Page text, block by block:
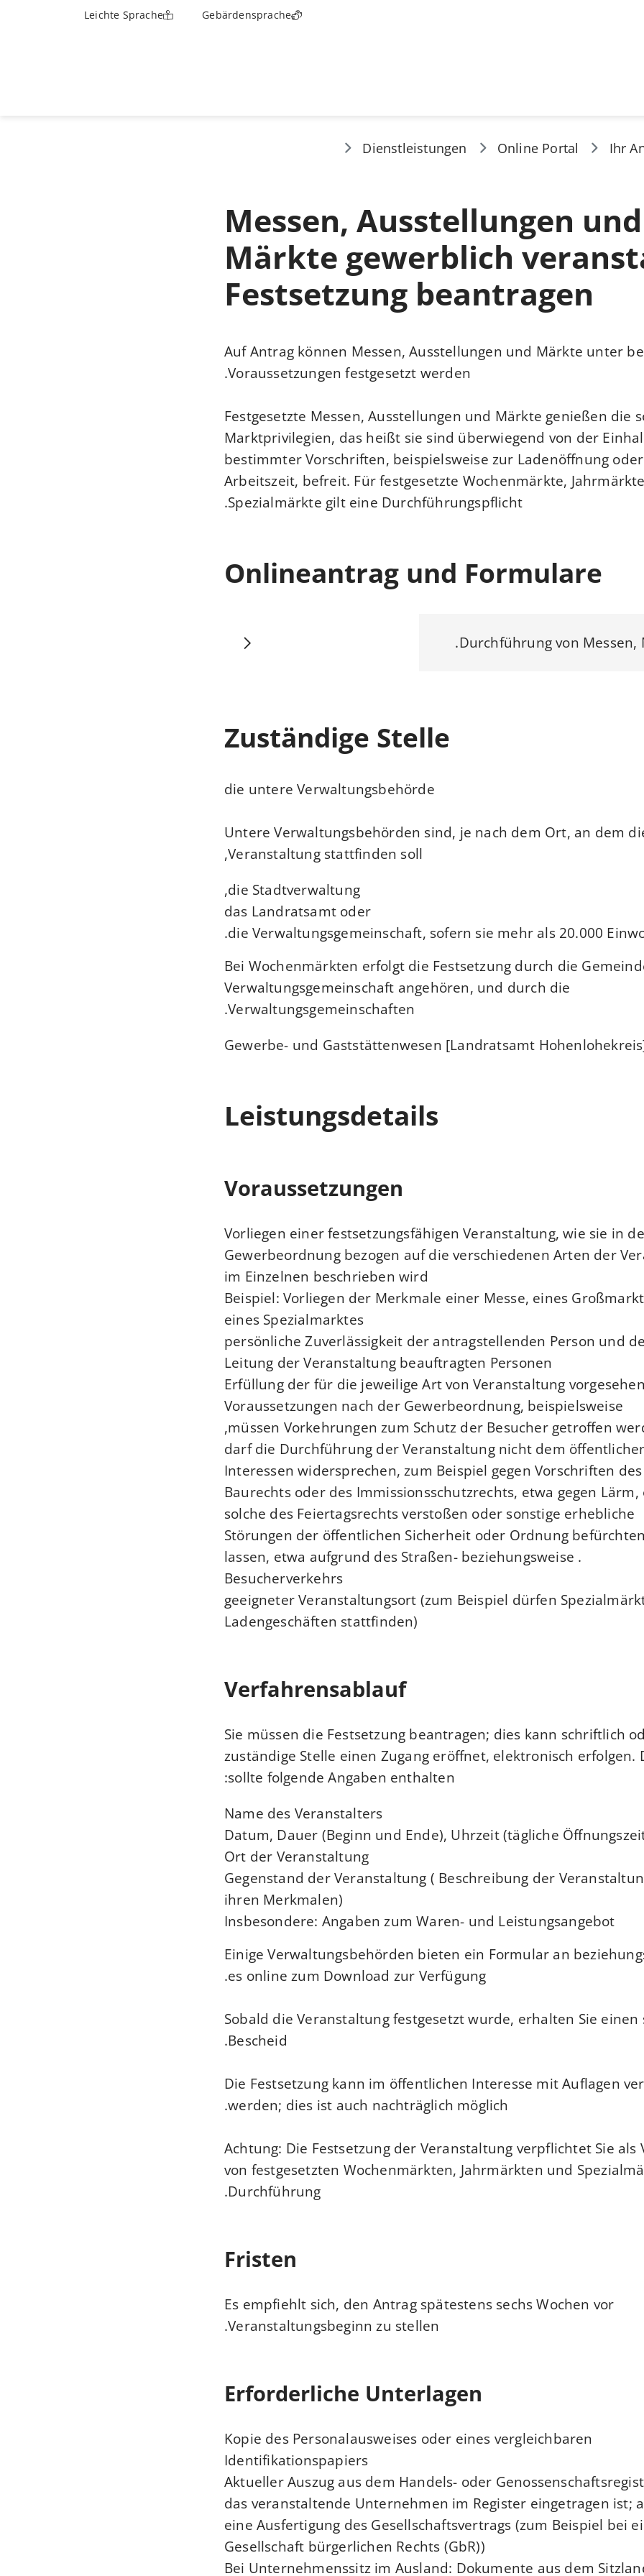
Gebärdensprache
Leichte Sprache
Ihr
Online Portal
Dienstleistungen
Messen, Ausstellungen und
Märkte gewerblich
Festsetzung beantragen
Auf Antrag können Messen, Ausstellungen und Märkte unter
Voraussetzungen festgesetzt werden.
Festgesetzte Messen, Ausstellungen und Märkte genießen die
Marktprivilegien, das heißt sie sind überwiegend von der
bestimmter Vorschriften, beispielsweise zur Ladenöffnung
Arbeitszeit, befreit. Für festgesetzte Wochenmärkte,
Spezialmärkte gilt eine Durchführungspflicht.
Onlineantrag und Formulare
Durchführung von Messen,
Zuständige Stelle
die untere Verwaltungsbehörde
Untere Verwaltungsbehörden sind, je nach dem Ort, an dem
Veranstaltung stattfinden soll,
die Stadtverwaltung,
das Landratsamt oder
die Verwaltungsgemeinschaft, sofern sie mehr als 20.000
Bei Wochenmärkten erfolgt die Festsetzung durch die
Verwaltungsgemeinschaft angehören, und durch die
Verwaltungsgemeinschaften.
Gewerbe- und Gaststättenwesen [Landratsamt
Leistungsdetails
Voraussetzungen
Vorliegen einer festsetzungsfähigen Veranstaltung, wie sie in
Gewerbeordnung bezogen auf die verschiedenen Arten der
im Einzelnen beschrieben wird
Beispiel: Vorliegen der Merkmale einer Messe, eines
eines Spezialmarktes
persönliche Zuverlässigkeit der antragstellenden Person und
Leitung der Veranstaltung beauftragten Personen
Erfüllung der für die jeweilige Art von Veranstaltung
Voraussetzungen nach der Gewerbeordnung, beispielsweise
müssen Vorkehrungen zum Schutz der Besucher getroffen
darf die Durchführung der Veranstaltung nicht dem
Interessen widersprechen, zum Beispiel gegen Vorschriften des
Baurechts oder des Immissionsschutzrechts, etwa gegen Lärm,
solche des Feiertagsrechts verstoßen oder sonstige erhebliche
Störungen der öffentlichen Sicherheit oder Ordnung befürchten
lassen, etwa aufgrund des Straßen- beziehungsweise .
Besucherverkehrs
geeigneter Veranstaltungsort (zum Beispiel dürfen
Ladengeschäften stattfinden)
Verfahrensablauf
Sie müssen die Festsetzung beantragen; dies kann schriftlich
zuständige Stelle einen Zugang eröffnet, elektronisch erfolgen.
sollte folgende Angaben enthalten:
Name des Veranstalters
Datum, Dauer (Beginn und Ende), Uhrzeit (tägliche
Ort der Veranstaltung
Gegenstand der Veranstaltung ( Beschreibung der
ihren Merkmalen)
Insbesondere: Angaben zum Waren- und Leistungsangebot
Einige Verwaltungsbehörden bieten ein Formular an
es online zum Download zur Verfügung.
Sobald die Veranstaltung festgesetzt wurde, erhalten Sie
Bescheid.
Die Festsetzung kann im öffentlichen Interesse mit Auflagen
werden; dies ist auch nachträglich möglich.
Achtung: Die Festsetzung der Veranstaltung verpflichtet Sie als
von festgesetzten Wochenmärkten, Jahrmärkten und
Durchführung.
Fristen
Es empfiehlt sich, den Antrag spätestens sechs Wochen vor
Veranstaltungsbeginn zu stellen.
Erforderliche Unterlagen
Kopie des Personalausweises oder eines vergleichbaren
Identifikationspapiers
Aktueller Auszug aus dem Handels- oder
das veranstaltende Unternehmen im Register eingetragen ist;
eine Ausfertigung des Gesellschaftsvertrags (zum Beispiel bei
Gesellschaft bürgerlichen Rechts (GbR))
Bei Unternehmenssitz im Ausland: Dokumente aus dem